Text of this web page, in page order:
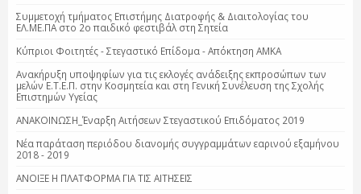
Συμμετοχή τμήματος Επιστήμης Διατροφής & Διαιτολογίας του
ΕΛ.ΜΕ.ΠΑ στο 2ο παιδικό φεστιβάλ στη Σητεία
Κύπριοι Φοιτητές - Στεγαστικό Επίδομα - Απόκτηση ΑΜΚΑ
Ανακήρυξη υποψηφίων για τις εκλογές ανάδειξης εκπροσώπων των
μελών Ε.Τ.Ε.Π. στην Κοσμητεία και στη Γενική Συνέλευση της Σχολής
Επιστημών Υγείας
ΑΝΑΚΟΙΝΩΣΗ_Έναρξη Αιτήσεων Στεγαστικού Επιδόματος 2019
Νέα παράταση περιόδου διανομής συγγραμμάτων εαρινού εξαμήνου
2018 - 2019
ΑΝΟΙΞΕ Η ΠΛΑΤΦΟΡΜΑ ΓΙΑ ΤΙΣ ΑΙΤΗΣΕΙΣ